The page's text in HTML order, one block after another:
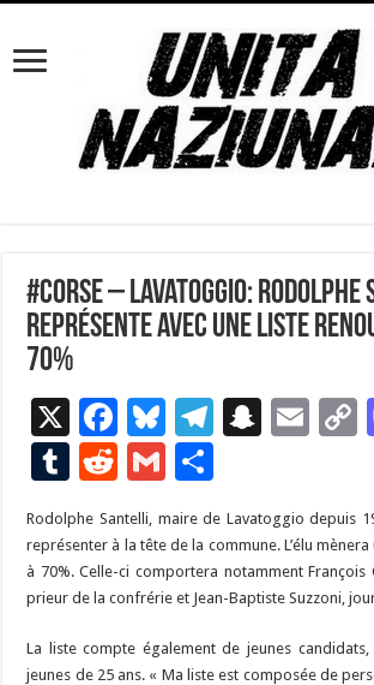
#Corse – Lavatoggio:
représente avec une liste
70%
X
F
ac
e
b
o
o
k
Bl
u
es
ky
T
gr
a
m
S
p
c
h
at
E
l
T
u
m
bl
r
R
e
d
di
t
G
m
ai
l
ta
g
er
Rodolphe Santelli, maire de Lavatoggio depuis
représenter à la tête de la commune. L’élu
à 70%. Celle-ci comportera notamment François
prieur de la confrérie et Jean-Baptiste Suzzoni,
La liste compte également de jeunes
jeunes de 25 ans. « Ma liste est composée de